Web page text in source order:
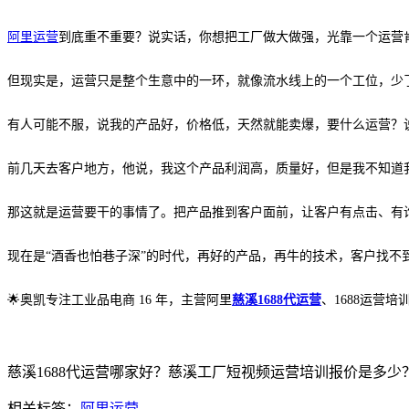
阿里运营到底重不重要？说实话，你想把工厂做大做强，光靠一个运
但现实是，运营只是整个生意中的一环，就像流水线上的一个工位，
有人可能不服，说我的产品好，价格低，天然就能卖爆，要什么运营
前几天去客户地方，他说，我这个产品利润高，质量好，但是我不知
那这就是运营要干的事情了。把产品推到客户面前，让客户有点击、
现在是“酒香也怕巷子深”的时代，再好的产品，再牛的技术，客户找不
🌟奥凯专注工业品电商 16 年，主营阿里慈溪1688代运营、1688运营培
慈溪1688代运营哪家好？慈溪工厂短视频运营培训报价是多